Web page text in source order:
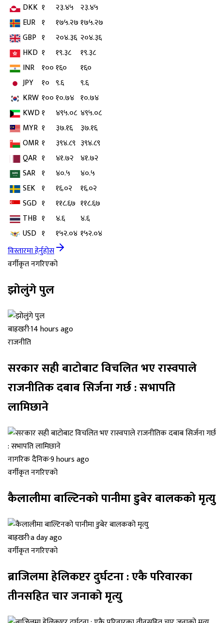
DKK १ २३.४५ २३.४५
EUR १ १७५.२७१७५.२७
GBP १ २०४.३६ २०४.३६
HKD १ १९.३८
१९.३८
INR १००१६०
१६०
JPY
१० ९.६
९.६
KRW १००१०.७४ १०.७४
KWD१ ४९५.०८ ४९५.०८
MYR १ ३७.१६
३७.१६
OMR १ ३९४.८९ ३९४.८९
QAR १ ४१.७२ ४१.७२
SAR १ ४०.५
४०.५
SEK १ १६.०२
१६.०२
SGD १ ११८.६७ ११८.६७
THB १ ४.६
४.६
USD १ १५२.०४ १५२.०४
विस्तारमा हेर्नुहोस
वर्गीकृत नगरिएको
झोलुंगे पुल
बाह्रखरी·14 hours ago
राजनीति
सरकार सही बाटोबाट विचलित भए रास्वपाले
राजनीतिक दबाब सिर्जना गर्छ : सभापति
लामिछाने
नागरिक दैनिक·9 hours ago
वर्गीकृत नगरिएको
कैलालीमा बाल्टिनको पानीमा डुबेर बालकको मृत्यु
बाह्रखरी·a day ago
वर्गीकृत नगरिएको
ब्राजिलमा हेलिकप्टर दुर्घटना : एकै परिवारका
तीनसहित चार जनाको मृत्यु